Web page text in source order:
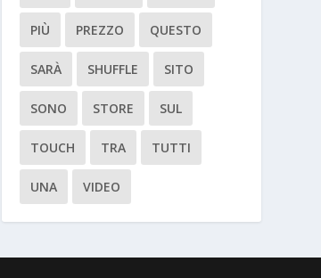
PIÙ PREZZO QUESTO
SARÀ SHUFFLE SITO
SONO STORE SUL
TOUCH TRA TUTTI
UNA VIDEO